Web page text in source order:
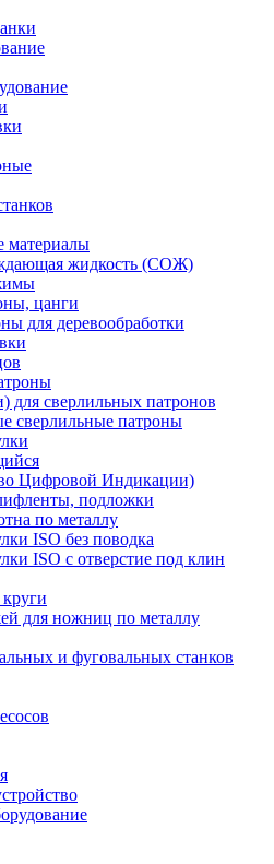
материалы
жидкость (СОЖ)
цанги
для деревообработки
для сверлильных патронов
сверлильные патроны
Цифровой Индикации)
подложки
по металлу
ISO без поводка
ISO с отверстие под клин
для ножниц по металлу
и фуговальных станков